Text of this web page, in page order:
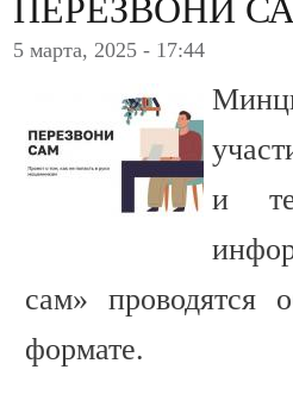
ПЕРЕЗВОНИ
5 марта, 2025 - 17:44
и
сам»
формате.